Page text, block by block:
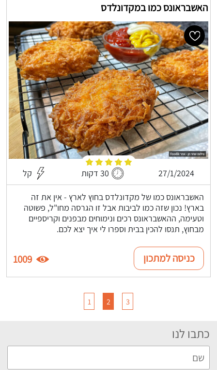
האשבראונס כמו במקדונלדס
27/1/2024 30 דקות קל
האשבראונס כמו של מקדונלדס בחוץ לארץ - אין את זה
בארץ! נכון שזה כמו לביבות אבל זו הגרסה מחו"ל, פשוטה
וטעימה, ההאשבראונס רכים ונימוחים מבפנים וקריספיים
מבחוץ, תנסו להכין בבית וספרו לי איך יצא לכם.
כניסה למתכון 1009
1 2 3
כתבו לנו